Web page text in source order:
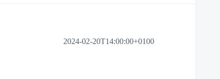
2024-02-20T14:00:00+0100